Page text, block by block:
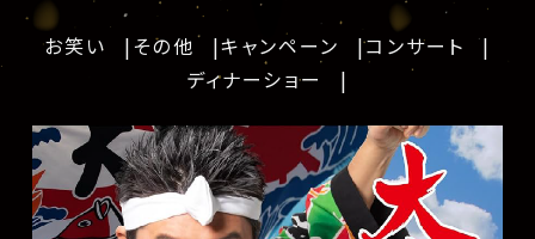
お笑い その他 キャンペーン
コンサート
ディナーショー